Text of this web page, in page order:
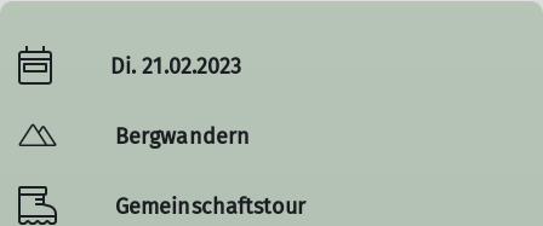
Di. 21.02.2023
Bergwandern
Gemeinschaftstour